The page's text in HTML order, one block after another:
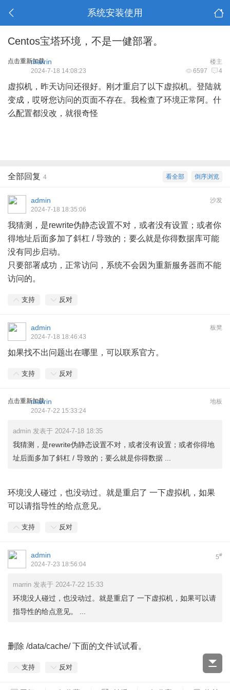
系统安装使用
Centos宝塔环境，不是一健部署。
点击重新加载 楼主
marrin
6597 4
2024-7-18 14:08:23
虚拟机，昨天访问还很好。刚才重启了以下虚拟机。登陆就
变成，哎呀您访问的页面不存在。我检查了环境正常阿。什
么配置都没改，就很奇怪
倒序浏览
看全部
全部回复 4
沙发
admin
2024-7-18 18:35:06
我猜测，是rewrite伪静态设置不对，或者没有设置；或者你
得地址后面多加了斜杠 / 导致的；要么就是你得数据库可能
没有同步启动。
只要部署成功，正常访问，系统不会因为重新服务器而不能
访问的。
支持 反对
板凳
admin
2024-7-18 18:46:43
如果找不出问题出在哪里，可以联系官方。
支持 反对
点击重新加载 地板
marrin
2024-7-22 15:33:24
admin 发表于 2024-7-18 18:35
我猜测，是rewrite伪静态设置不对，或者没有设置；或者你得地
址后面多加了斜杠 / 导致的；要么就是你得数据 ...
环境没人碰过，也没动过。就是重启了 一下虚拟机，如果
可以请指导性的给点意见。
支持 反对
5#
admin
2024-7-23 18:56:04
marrin 发表于 2024-7-22 15:33
环境没人碰过，也没动过。就是重启了 一下虚拟机，如果可以请
指导性的给点意见。 ...
删除 /data/cache/ 下面的文件试试看。
支持 反对